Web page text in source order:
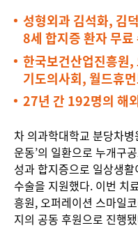
성형외과 김석화, 김
8세 합지증 환자 무료
한국보건산업진흥원
기도의사회, 월드휴
27년 간 192명의 해
차 의과학대학교 분당차
운동’의 일환으로 누개구
성과 합지증으로 일상생
수술을 지원했다. 이번 치
흥원, 오퍼레이션 스마일
지의 공동 후원으로 진행